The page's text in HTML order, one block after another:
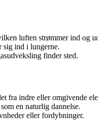
luften strømmer ind og
sig ind i lungerne.
finder sted.
fra indre eller omgivende
en naturlig dannelse.
eller fordybninger.